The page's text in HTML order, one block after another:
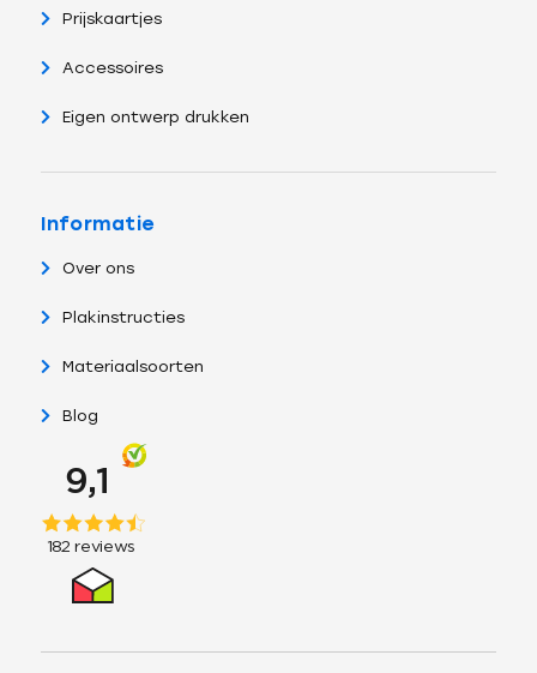
Prijskaartjes
Accessoires
Eigen ontwerp drukken
Informatie
Over ons
Plakinstructies
Materiaalsoorten
Blog